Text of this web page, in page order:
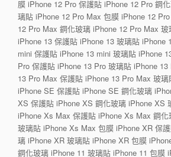
膜 iPhone 12 Pro 保護貼 iPhone 12 Pro 鋼
璃貼 iPhone 12 Pro Max 包膜 iPhone 12
12 Pro Max 鋼化玻璃 iPhone 12 Pro Max
iPhone 13 保護貼 iPhone 13 玻璃貼 iPhone
mini 保護貼 iPhone 13 mini 玻璃貼 iPhone
Pro 保護貼 iPhone 13 Pro 玻璃貼 iPhone
13 Pro Max 保護貼 iPhone 13 Pro Max 玻
iPhone SE 保護貼 iPhone SE 鋼化玻璃
XS 保護貼 iPhone XS 鋼化玻璃 iPhone XS
iPhone Xs Max 保護貼 iPhone Xs Max 鋼
玻璃貼 iPhone Xs Max 包膜 iPhone XR 保
璃 iPhone XR 玻璃貼 iPhone XR 包膜
鋼化玻璃 iPhone 11 玻璃貼 iPhone 11 包膜